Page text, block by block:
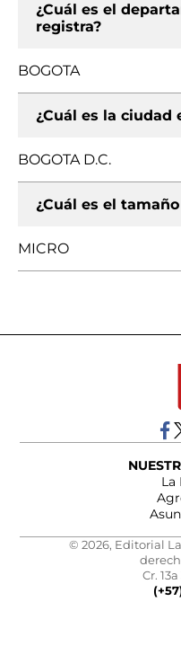
¿Cuál es el
registra?
BOGOTA
¿Cuál es la ciudad
BOGOTA D.C.
¿Cuál es el
MICRO
La
© 2026, Editorial
Cr.